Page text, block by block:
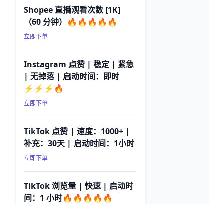
Shopee 直播观看次数 [1K]
（60 分钟）🔥🔥🔥🔥🔥
立即下单
Instagram 点赞 | 稳定 | 紧急
| 无掉落 | 启动时间：即时
⚡⚡⚡🔥
立即下单
TikTok 点赞 | 速度：1000+ |
补充：30天 | 启动时间：1小时
立即下单
TikTok 浏览量 | 快速 | 启动时
间：1 小时🔥🔥🔥🔥🔥